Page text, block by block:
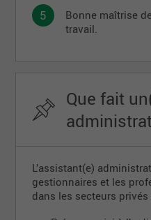
Bonne maîtrise
travail.
Que fait
L’assistant(e)
gestionnaires et les
dans les secteurs